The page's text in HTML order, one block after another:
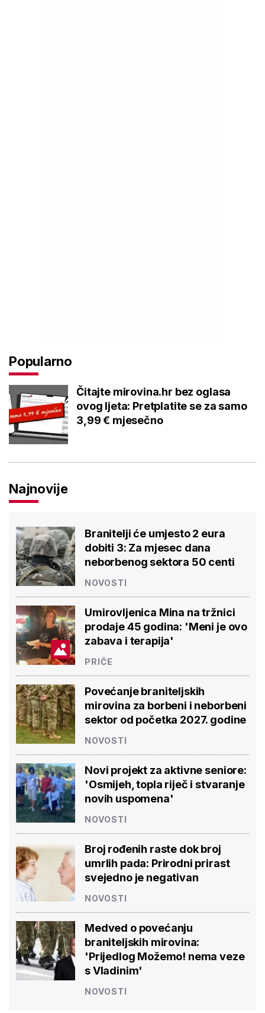
Popularno
Čitajte mirovina.hr bez oglasa
ovog ljeta: Pretplatite se za samo
3,99 € mjesečno
Najnovije
Branitelji će umjesto 2 eura
dobiti 3: Za mjesec dana
neborbenog sektora 50 centi
NOVOSTI
Umirovljenica Mina na tržnici
prodaje 45 godina: 'Meni je ovo
zabava i terapija'
PRIČE
Povećanje braniteljskih
mirovina za borbeni i neborbeni
sektor od početka 2027. godine
NOVOSTI
Novi projekt za aktivne seniore:
'Osmijeh, topla riječ i stvaranje
novih uspomena'
NOVOSTI
Broj rođenih raste dok broj
umrlih pada: Prirodni prirast
svejedno je negativan
NOVOSTI
Medved o povećanju
braniteljskih mirovina:
'Prijedlog Možemo! nema veze
s Vladinim'
NOVOSTI